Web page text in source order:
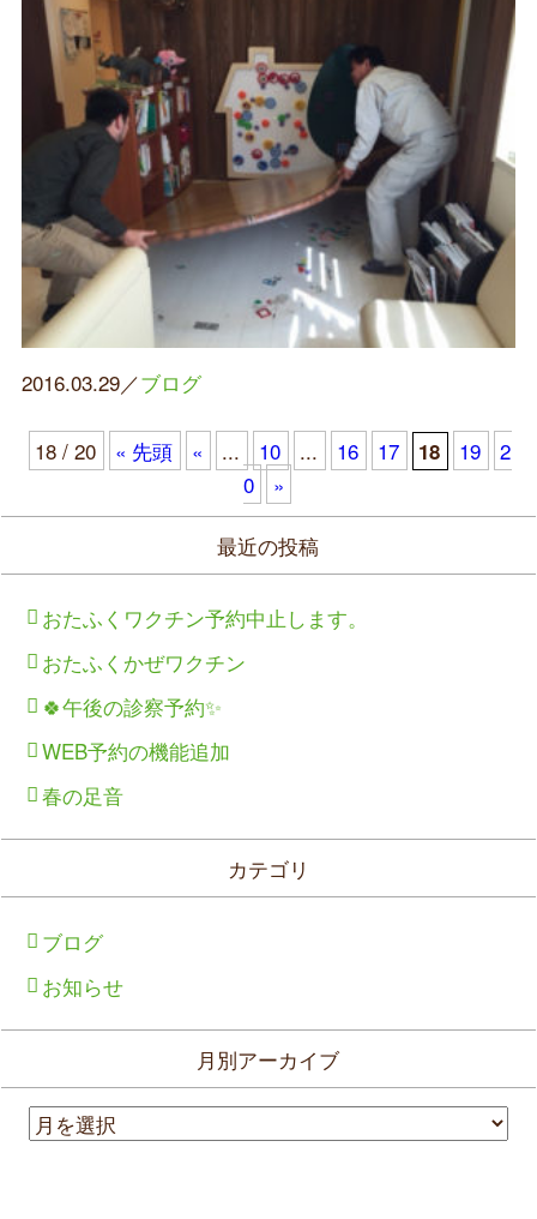
2016.03.29／ブログ
18 / 20 « 先頭 « ... 10 ... 16 17 18 19
2
0
»
最近の投稿
おたふくワクチン予約中止します。
おたふくかぜワクチン
🍀午後の診察予約✨
WEB予約の機能追加
春の足音
カテゴリ
ブログ
お知らせ
月別アーカイブ